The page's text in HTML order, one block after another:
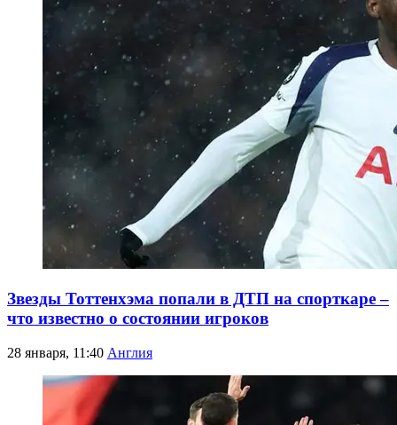
Звезды Тоттенхэма попали в ДТП на спорткаре –
что известно о состоянии игроков
28 января, 11:40 Англия